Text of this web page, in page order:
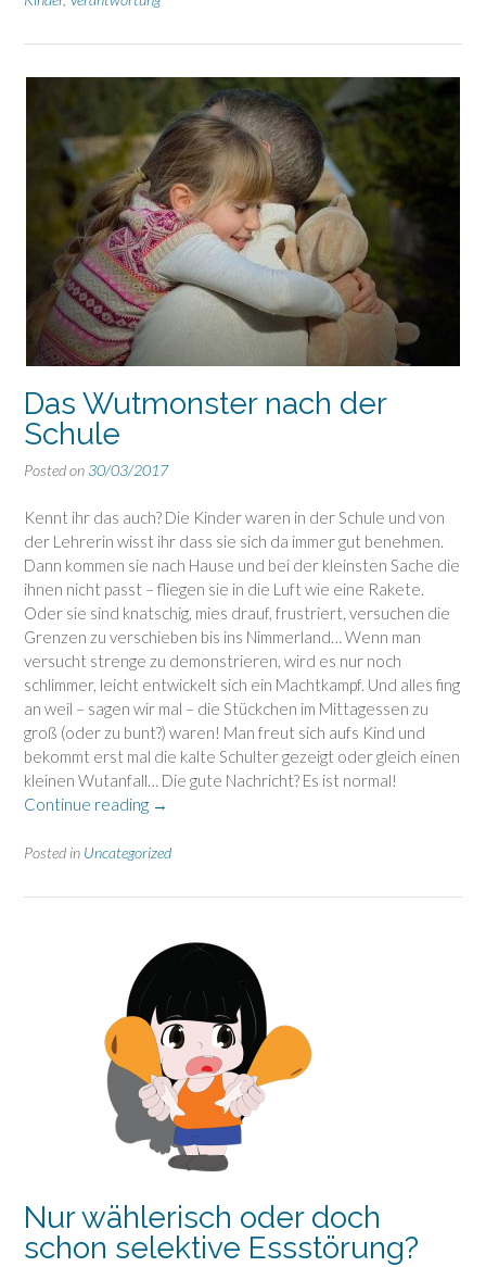
Das Wutmonster nach der
Schule
Posted on 30/03/2017
Kennt ihr das auch? Die Kinder waren in der Schule und von
der Lehrerin wisst ihr dass sie sich da immer gut benehmen.
Dann kommen sie nach Hause und bei der kleinsten Sache die
ihnen nicht passt – fliegen sie in die Luft wie eine Rakete.
Oder sie sind knatschig, mies drauf, frustriert, versuchen die
Grenzen zu verschieben bis ins Nimmerland… Wenn man
versucht strenge zu demonstrieren, wird es nur noch
schlimmer, leicht entwickelt sich ein Machtkampf. Und alles fing
an weil – sagen wir mal – die Stückchen im Mittagessen zu
groß (oder zu bunt?) waren! Man freut sich aufs Kind und
bekommt erst mal die kalte Schulter gezeigt oder gleich einen
kleinen Wutanfall… Die gute Nachricht? Es ist normal!
Continue reading “Das
nach
Schule”
→
Posted in Uncategorized
Nur wählerisch oder doch
schon selektive Essstörung?